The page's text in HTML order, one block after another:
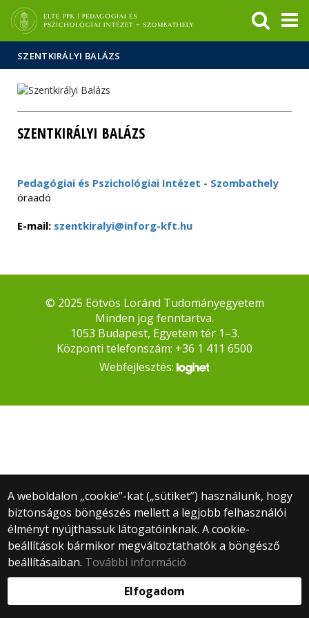
Hírek
Események
ELTE a
sajtóban
SZENTKIRÁLYI BALÁZS
SZENTKIRÁLYI BALÁZS
Pedagógiai és Pszichológiai Intézet - Szombathely
óraadó
E-mail: szentkiralyi@inforg-kft.hu
A weboldalon „cookie”-kat („sütiket”) használunk, hogy
biztonságos böngészés mellett a legjobb felhasználói
élményt nyújthassuk látogatóinknak. A cookie-
beállítások bármikor megváltoztathatók a böngésző
beállításaiban. További információ
Elfogadom
© 2025 Eötvös Loránd Tudományegyetem
Minden jog fenntartva.
1053 Budapest, Egyetem tér 1–3.
Központi telefonszám: +36 1 411 6500
Webfejlesztés: